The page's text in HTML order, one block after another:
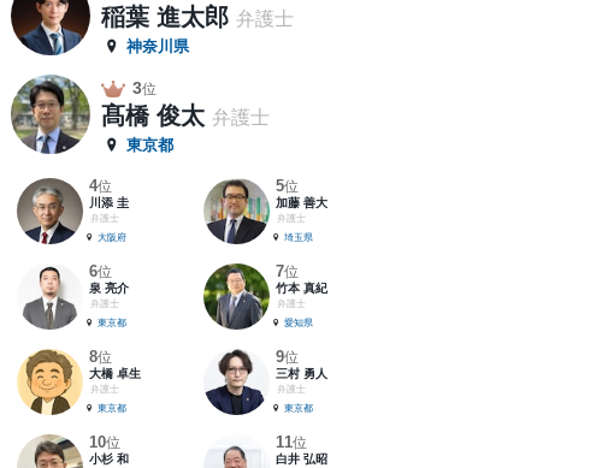
稲葉 進太郎 弁護士
神奈川県
3位
髙橋 俊太 弁護士
東京都
4位
川添 圭
弁護士
大阪府
5位
加藤 善大
弁護士
埼玉県
6位
泉 亮介
弁護士
東京都
7位
竹本 真紀
弁護士
愛知県
8位
大橋 卓生
弁護士
東京都
9位
三村 勇人
弁護士
東京都
10位
小杉 和
11位
白井 弘昭